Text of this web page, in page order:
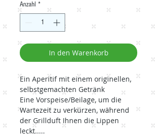
Anzahl *
In den Warenkorb
Ein Aperitif mit einem originellen,
selbstgemachten Getränk
Eine Vorspeise/Beilage, um die
Wartezeit zu verkürzen, während
der Grillduft Ihnen die Lippen
leckt.....